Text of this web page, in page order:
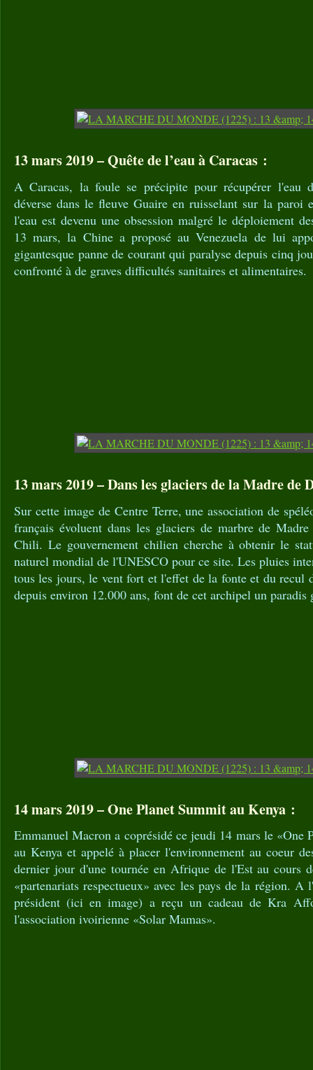
13 mars 2019 – Quête de l’eau à Caracas :
A Caracas, la foule se précipite pour récupérer l'eau
déverse dans le fleuve Guaire en ruisselant sur la paroi
l'eau est devenu une obsession malgré le déploiement
13 mars, la Chine a proposé au Venezuela de lui
gigantesque panne de courant qui paralyse depuis cinq
confronté à de graves difficultés sanitaires et alimentaires.
13 mars 2019 – Dans les glaciers de la Madre de
Sur cette image de Centre Terre, une association de
français évoluent dans les glaciers de marbre de
Chili. Le gouvernement chilien cherche à obtenir le
naturel mondial de l'UNESCO pour ce site. Les pluies
tous les jours, le vent fort et l'effet de la fonte et du recul
depuis environ 12.000 ans, font de cet archipel un paradis
14 mars 2019 – One Planet Summit au Kenya :
Emmanuel Macron a coprésidé ce jeudi 14 mars le «One
au Kenya et appelé à placer l'environnement au coeur
dernier jour d'une tournée en Afrique de l'Est au cours
«partenariats respectueux» avec les pays de la région. A
président (ici en image) a reçu un cadeau de Kra
l'association ivoirienne «Solar Mamas».